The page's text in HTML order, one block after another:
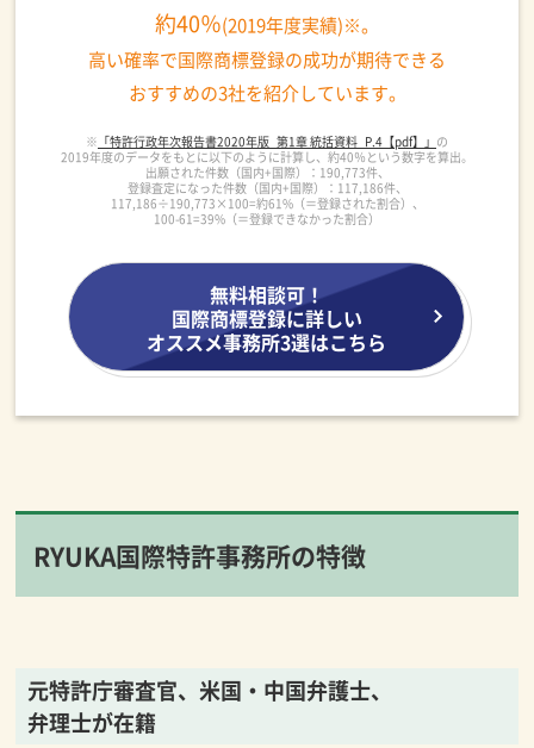
約40％(2019年度実績)※。
高い確率で国際商標登録の成功が期待できる
おすすめの3社を紹介しています。
※ 「特許行政年次報告書2020年版_第1章 統括資料_P.4【pdf】」 の
2019年度のデータをもとに以下のように計算し、約40％という数字を算出。
出願された件数（国内+国際）：190,773件、
登録査定になった件数（国内+国際）：117,186件、
117,186÷190,773×100=約61%（＝登録された割合）、
100-61=39%（＝登録できなかった割合）
無料相談可！
国際商標登録に詳しい
オススメ事務所3選はこちら
RYUKA国際特許事務所の特徴
元特許庁審査官、米国・中国弁護士、
弁理士が在籍